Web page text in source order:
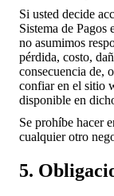
Si usted decide
Sistema de
no asumimos
pérdida, costo,
consecuencia de,
confiar en el sitio
disponible en
Se prohíbe hacer
cualquier otro
5.